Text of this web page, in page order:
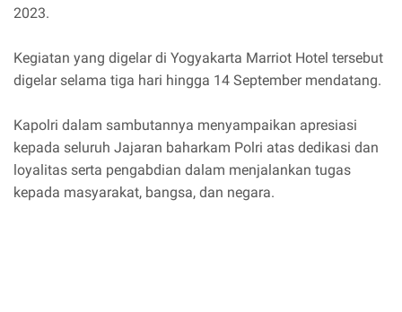
2023.
Kegiatan yang digelar di Yogyakarta Marriot Hotel tersebut
digelar selama tiga hari hingga 14 September mendatang.
Kapolri dalam sambutannya menyampaikan apresiasi
kepada seluruh Jajaran baharkam Polri atas dedikasi dan
loyalitas serta pengabdian dalam menjalankan tugas
kepada masyarakat, bangsa, dan negara.